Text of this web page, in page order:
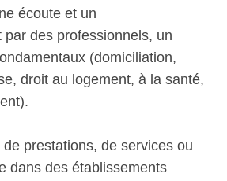
écoute et un
des professionnels, un
(domiciliation,
droit au logement, à la santé,
prestations, de services ou
dans des établissements